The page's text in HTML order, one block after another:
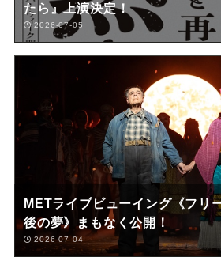
たら』上演決定！
2026-07-05
METライブビューイング《フリ
後の夢》まもなく公開！
2026-07-04